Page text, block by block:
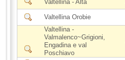
Valtellina - Alta
Valtellina Orobie
Valtellina -
Valmalenco~Grigioni,
Engadina e val
Poschiavo